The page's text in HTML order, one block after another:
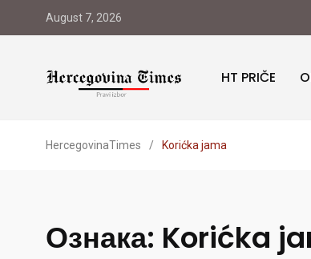
August 7, 2026
HT PRIČE
HercegovinaTimes / Korićka jama
Ознака: Korićka